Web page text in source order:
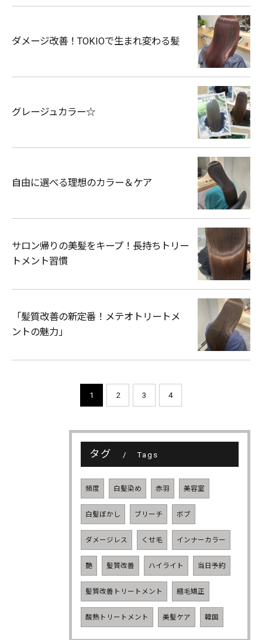
ダメージ改善！TOKIOで生まれ変わる髪
グレージュカラー☆
自由に選べる理想のカラー＆ケア
サロン帰りの美髪をキープ！長持ちトリー
トメント習慣
「髪質改善の新定番！メテオトリートメ
ントの魅力」
1 2 3 4
タグ Tags
頻度 白髪染め 赤羽 美容室
白髪ぼかし ブリーチ ボブ
ダメージレス くせ毛 インナーカラー
艶 髪質改善 ハイライト 当日予約
髪質改善トリートメント 縮毛矯正
酸熱トリートメント 美髪ケア 韓国